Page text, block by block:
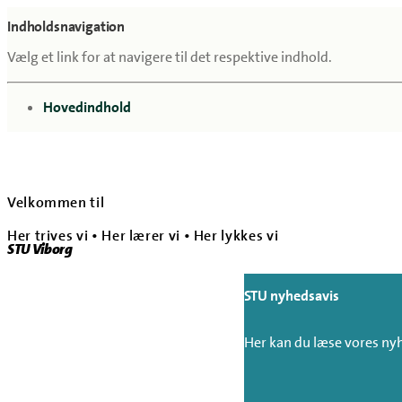
Indholdsnavigation
Vælg et link for at navigere til det respektive indhold.
gå til
Hovedindhold
Velkommen til
STU Viborg
Her trives vi • Her lærer vi • Her lykkes vi
STU nyhedsavis
Her kan du læse vores